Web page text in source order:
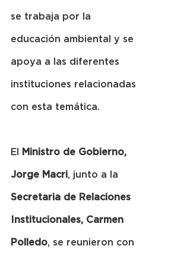
se trabaja por la
educación ambiental y se
apoya a las diferentes
instituciones relacionadas
con esta temática.
El Ministro de Gobierno,
Jorge Macri, junto a la
Secretaria de Relaciones
Institucionales, Carmen
Polledo, se reunieron con